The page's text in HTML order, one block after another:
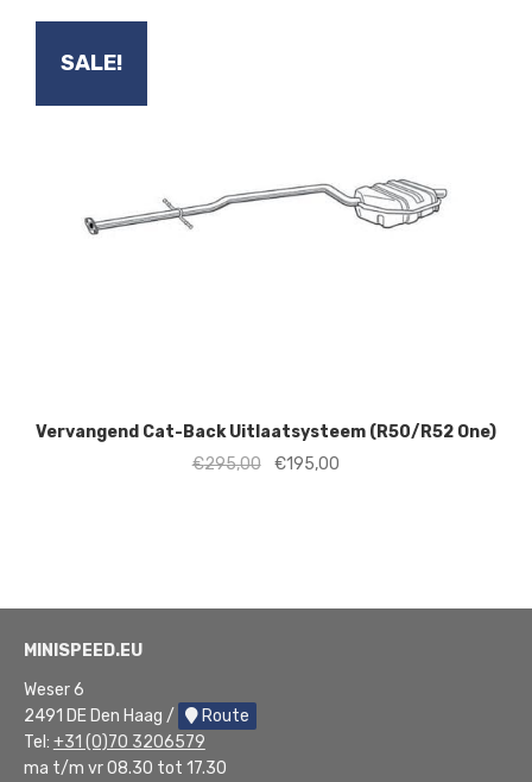
Vervangend Cat-Back Uitlaatsysteem (R50/R52 One)
SALE!
€295,00
Oorspronkelijke
€195,00
MINISPEED.EU
Weser 6
2491 DE Den Haag /
Route
Tel: +31 (0)70 3206579
ma t/m vr 08.30 tot 17.30